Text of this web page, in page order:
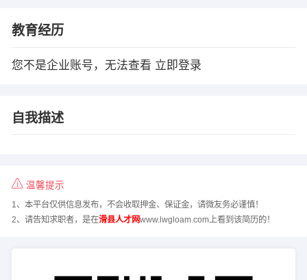
教育经历
您不是企业账号，无法查看 立即登录
自我描述
温馨提示
1、本平台仅供信息发布，不会收取押金、保证金，请微友务必谨慎！
2、请告知求职者，是在滑县人才网www.lwgloam.com上看到该简历的！